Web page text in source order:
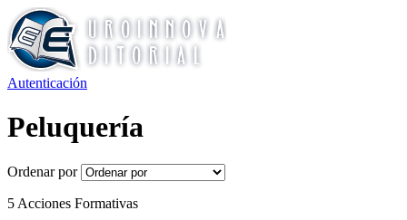
Autenticación
Peluquería
Ordenar por
5 Acciones Formativas